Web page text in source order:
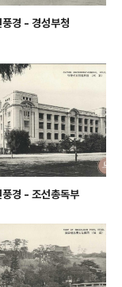
풍경 - 경성부청
풍경 - 조선총독부